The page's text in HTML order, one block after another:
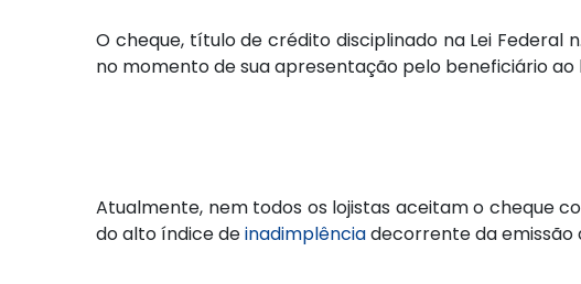
O cheque, título de crédito disciplinado na Lei Federal
no momento de sua apresentação pelo beneficiário ao
Atualmente, nem todos os lojistas aceitam o cheque
do alto índice deinadimplênciadecorrente da emissão